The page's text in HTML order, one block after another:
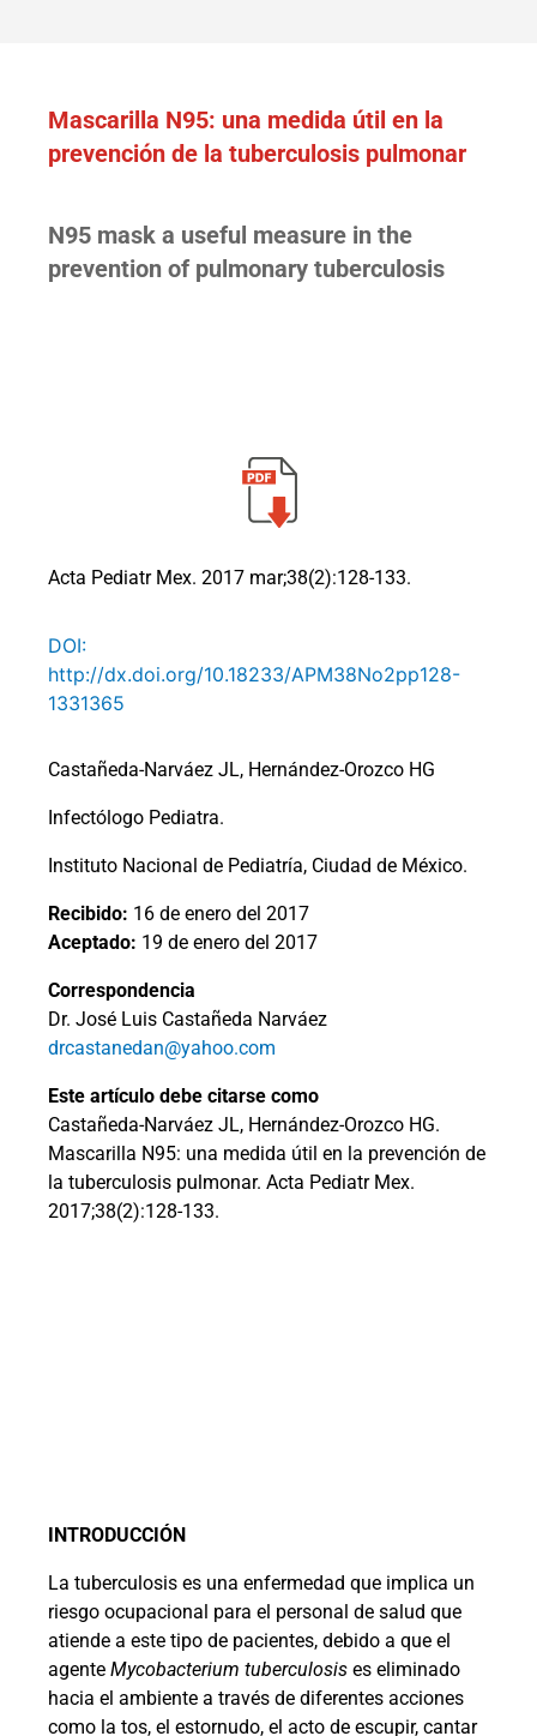
Mascarilla N95: una medida útil en la
prevención de la tuberculosis pulmonar
N95 mask a useful measure in the
prevention of pulmonary tuberculosis
Acta Pediatr Mex. 2017 mar;38(2):128-133.
DOI:
http://dx.doi.org/10.18233/APM38No2pp128-
1331365
Castañeda-Narváez JL, Hernández-Orozco HG
Infectólogo Pediatra.
Instituto Nacional de Pediatría, Ciudad de México.
Recibido: 16 de enero del 2017
Aceptado: 19 de enero del 2017
Correspondencia
Dr. José Luis Castañeda Narváez
drcastanedan@yahoo.com
Este artículo debe citarse como
Castañeda-Narváez JL, Hernández-Orozco HG.
Mascarilla N95: una medida útil en la prevención de
la tuberculosis pulmonar. Acta Pediatr Mex.
2017;38(2):128-133.
INTRODUCCIÓN
La tuberculosis es una enfermedad que implica un
riesgo ocupacional para el personal de salud que
atiende a este tipo de pacientes, debido a que el
agente Mycobacterium tuberculosis es eliminado
hacia el ambiente a través de diferentes acciones
como la tos, el estornudo, el acto de escupir, cantar